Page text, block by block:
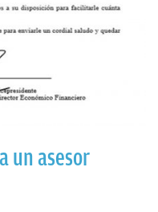
un asesor